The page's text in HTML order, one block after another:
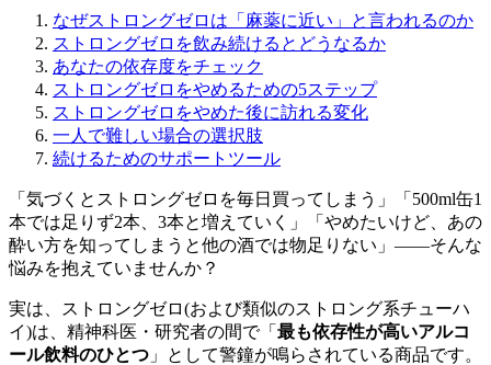
なぜストロングゼロは「麻薬に近い」と言われるのか
ストロングゼロを飲み続けるとどうなるか
あなたの依存度をチェック
ストロングゼロをやめるための5ステップ
ストロングゼロをやめた後に訪れる変化
一人で難しい場合の選択肢
続けるためのサポートツール
「気づくとストロングゼロを毎日買ってしまう」「500ml缶1
本では足りず2本、3本と増えていく」「やめたいけど、あの
酔い方を知ってしまうと他の酒では物足りない」——そんな
悩みを抱えていませんか？
実は、ストロングゼロ(および類似のストロング系チューハ
イ)は、精神科医・研究者の間で「 最も依存性が高いアルコ
ール飲料のひとつ 」として警鐘が鳴らされている商品です。